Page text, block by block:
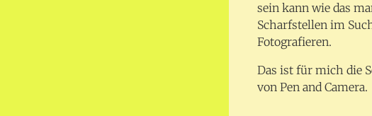
sein kann wie das
Scharfstellen im
Fotografieren.
Das ist für mich die
von Pen and Camera.